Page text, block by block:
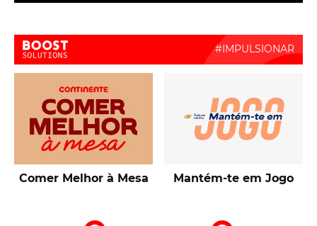
Boost Activate
Comer Melhor à Mesa Mantém-te em Jogo